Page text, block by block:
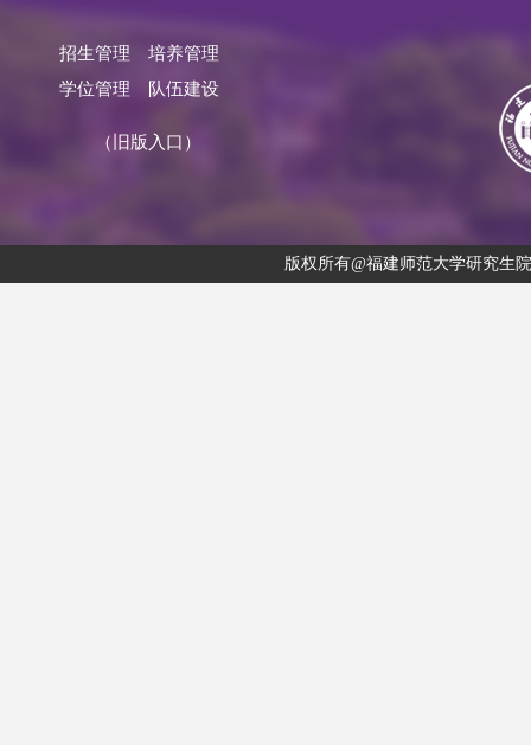
招生管理
培养管理
学位管理
队伍建设
（旧版入口）
版权所有@福建师范大学研究